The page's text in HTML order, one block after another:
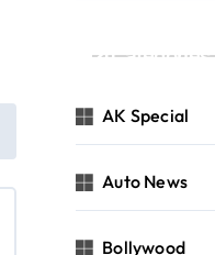
Categories
AK Special
Auto News
Bollywood